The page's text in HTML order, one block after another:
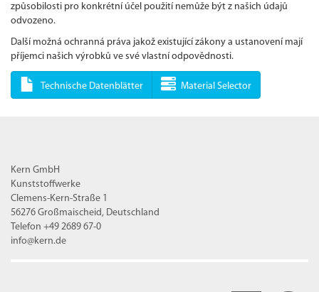
způsobilosti pro konkrétní účel použití nemůže být z našich údajů
odvozeno.
Další možná ochranná práva jakož existující zákony a ustanovení mají
příjemci našich výrobků ve své vlastní odpovědnosti.
Technische Datenblätter Material Selector
Kern GmbH
Kunststoffwerke
Clemens-Kern-Straße 1
56276 Großmaischeid, Deutschland
Telefon +49 2689 67-0
info@kern.de